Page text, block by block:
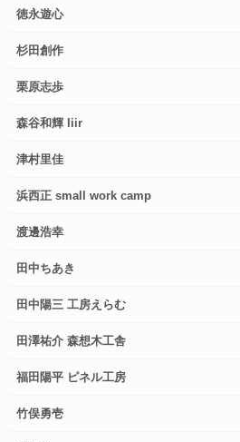
徳永遊心
杉田創作
栗原志歩
森谷和輝 liir
津村里佳
浜西正 small work camp
渡邊浩幸
田中ちあき
田中陽三 工房えらむ
田澤祐介 森想木工舎
福田陽平 ピネル工房
竹俣勇壱